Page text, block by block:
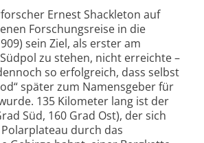
Ernest Shackleton auf
Forschungsreise in die
sein Ziel, als erster am
zu stehen, nicht erreichte –
so erfolgreich, dass selbst
später zum Namensgeber für
135 Kilometer lang ist der
Süd, 160 Grad Ost), der sich
durch das